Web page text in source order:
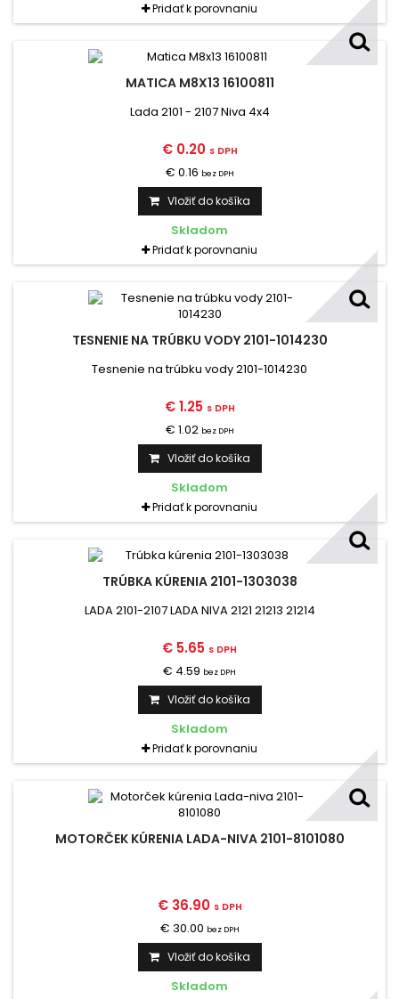
Pridať k porovnaniu
MATICA M8X13 16100811
Lada 2101 - 2107 Niva 4x4
€ 0.20 s DPH
€ 0.16 bez DPH
Vložiť do košíka
Skladom
Pridať k porovnaniu
TESNENIE NA TRÚBKU VODY 2101-1014230
Tesnenie na trúbku vody 2101-1014230
€ 1.25 s DPH
€ 1.02 bez DPH
Vložiť do košíka
Skladom
Pridať k porovnaniu
TRÚBKA KÚRENIA 2101-1303038
LADA 2101-2107 LADA NIVA 2121 21213 21214
€ 5.65 s DPH
€ 4.59 bez DPH
Vložiť do košíka
Skladom
Pridať k porovnaniu
MOTORČEK KÚRENIA LADA-NIVA 2101-8101080
€ 36.90 s DPH
€ 30.00 bez DPH
Vložiť do košíka
Skladom